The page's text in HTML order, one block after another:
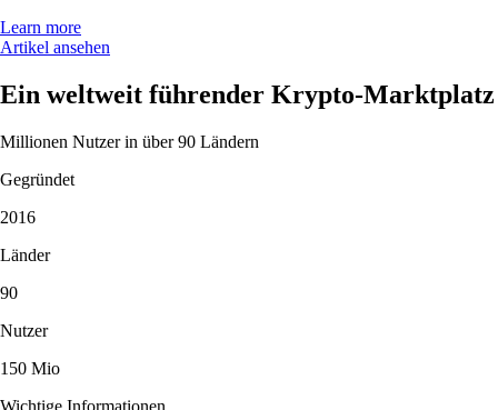
Learn more
Artikel ansehen
Ein weltweit führender Krypto-Marktplatz
Millionen Nutzer in über 90 Ländern
Gegründet
2016
Länder
90
Nutzer
150 Mio
Wichtige Informationen